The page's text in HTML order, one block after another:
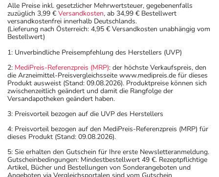
Alle Preise inkl. gesetzlicher Mehrwertsteuer, gegebenenfalls
zuzüglich 3,99 € Versandkosten, ab 34,99 € Bestellwert
versandkostenfrei innerhalb Deutschlands.
(Lieferung nach Österreich: 4,95 € Versandkosten unabhängig vom
Bestellwert)
1: Unverbindliche Preisempfehlung des Herstellers (UVP)
2: MediPreis-Referenzpreis (MRP): der höchste Verkaufspreis, den
die Arzneimittel-Preisvergleichsseite www.medipreis.de für dieses
Produkt ausweist (Stand: 09.08.2026). Produktpreise können sich
zwischenzeitlich geändert und damit die Rangfolge der
Versandapotheken geändert haben.
3: Preisvorteil bezogen auf die UVP des Herstellers
4: Preisvorteil bezogen auf den MediPreis-Referenzpreis (MRP) für
dieses Produkt (Stand: 09.08.2026).
5: Sie erhalten den Gutschein für Ihre erste Newsletteranmeldung.
Gutscheinbedingungen: Mindestbestellwert 49 €. Rezeptpflichtige
Artikel, Bücher und Bestellungen von Sonderangeboten und